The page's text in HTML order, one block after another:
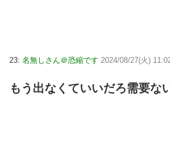
23: 名無しさん＠恐縮です 2024/08/27(火)
もう出なくていいだろ需要な